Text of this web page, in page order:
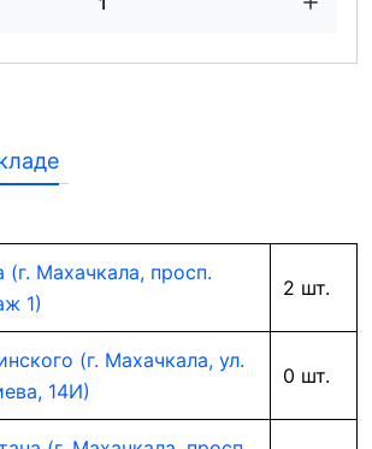
(г. Махачкала, просп.
1)
2 шт.
(г. Махачкала, ул.
14И)
0 шт.